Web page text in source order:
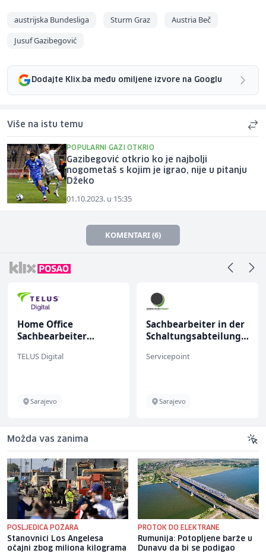
austrijska Bundesliga Sturm Graz
Austria Beč
Jusuf Gazibegović
Dodajte Klix.ba među omiljene izvore na Googlu
Više na istu temu
POPULARNI GAZI OTKRIO
Gazibegović otkrio ko je najbolji
nogometaš s kojim je igrao, nije u pitanju
Džeko
01.10.2023. u 15:35
KOMENTARI (6)
Home Office
Sachbearbeiter
bekannten deutschen
TELUS Digital
Sarajevo
Sachbearbeiter in der
Schaltungsabteilung
Servicepoint
Sarajevo
Možda vas zanima
POSLJEDICA POŽARA
Stanovnici Los Angelesa
očajni zbog miliona kilograma
PROTOK DO ELEKTRANE
Rumunija: Potopljene barže u
Dunavu da bi se podigao